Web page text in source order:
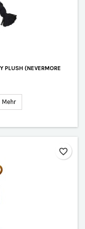
PLUSH (NEVERMORE
Mehr
favorite_border